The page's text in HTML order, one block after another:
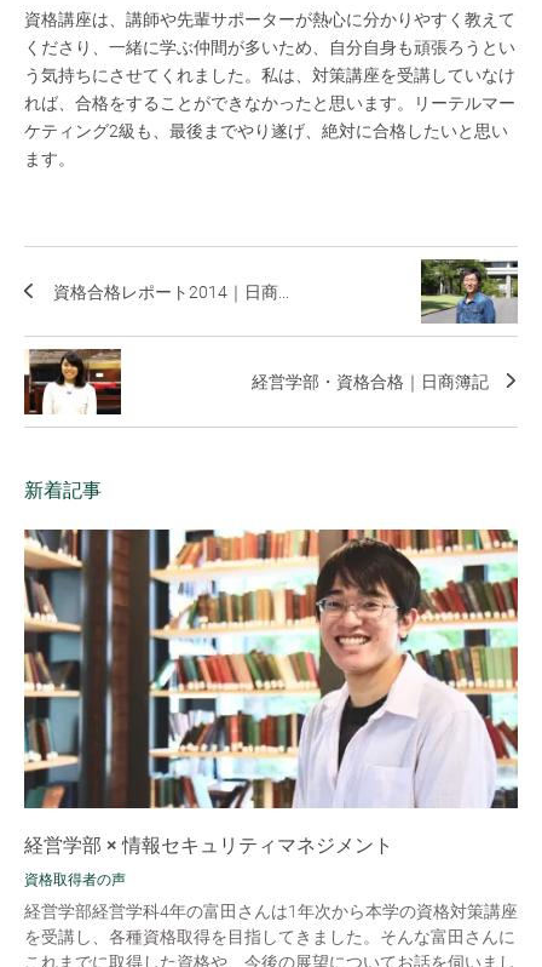
資格講座は、講師や先輩サポーターが熱心に分かりやすく教えて
くださり、一緒に学ぶ仲間が多いため、自分自身も頑張ろうとい
う気持ちにさせてくれました。私は、対策講座を受講していなけ
れば、合格をすることができなかったと思います。リーテルマー
ケティング2級も、最後までやり遂げ、絶対に合格したいと思い
ます。
資格合格レポート2014｜日商...
経営学部・資格合格｜日商簿記
新着記事
経営学部 × 情報セキュリティマネジメント
資格取得者の声
経営学部経営学科4年の富田さんは1年次から本学の資格対策講座
を受講し、各種資格取得を目指してきました。そんな富田さんに
これまでに取得した資格や、今後の展望についてお話を伺いまし